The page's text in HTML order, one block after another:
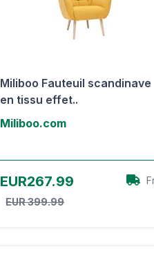
Miliboo Fauteuil scandinave
en tissu effet..
Miliboo.com
EUR267.99
EUR 399.99